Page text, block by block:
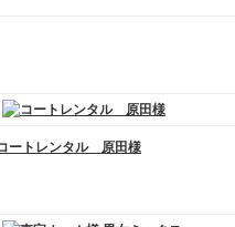
ートレンタル 原田様